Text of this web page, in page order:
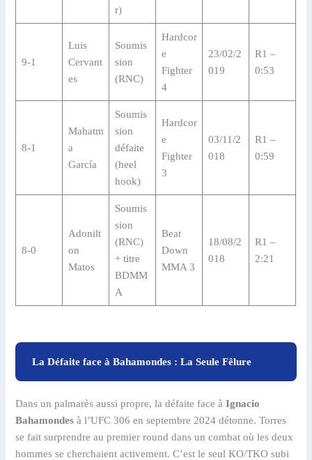
r)
9-1
Luis
Cervant
es
Soumis
sion
(RNC)
Hardcor
e
Fighter
4
23/02/2
019
R1 –
0:53
8-1
Mahatm
a
García
Soumis
sion
défaite
(heel
hook)
Hardcor
e
Fighter
3
03/11/2
018
R1 –
0:59
8-0
Adonilt
on
Matos
Soumis
sion
(RNC)
+ titre
BDMM
A
Beat
Down
MMA 3
18/08/2
018
R1 –
2:21
La Défaite face à Bahamondes : La Seule Fêlure
Dans un palmarès aussi propre, la défaite face àIgnacio
Bahamondes à l’UFC 306 en septembre 2024 détonne. Torres
se fait surprendre au premier round dans un combat où les deux
hommes se cherchaient activement. C’est le seul KO/TKO subi